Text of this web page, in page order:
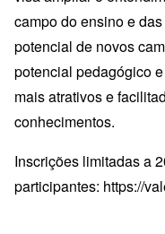
campo do ensino e
potencial de novos
potencial pedagógico
mais atrativos e
conhecimentos.
Inscrições limitadas a
participantes: https://